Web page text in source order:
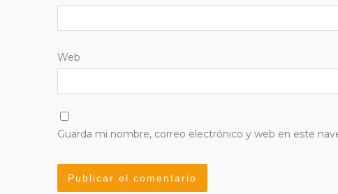
Web
Guarda mi nombre, correo electrónico y web en este